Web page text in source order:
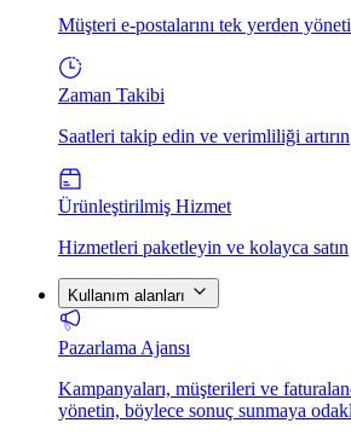
Müşteri e-postalarını tek yerden
Zaman Takibi
Saatleri takip edin ve verimliliği artırın
Ürünleştirilmiş Hizmet
Hizmetleri paketleyin ve kolayca satın
Kullanım alanları
Pazarlama Ajansı
Kampanyaları, müşterileri ve
yönetin, böylece sonuç sunmaya